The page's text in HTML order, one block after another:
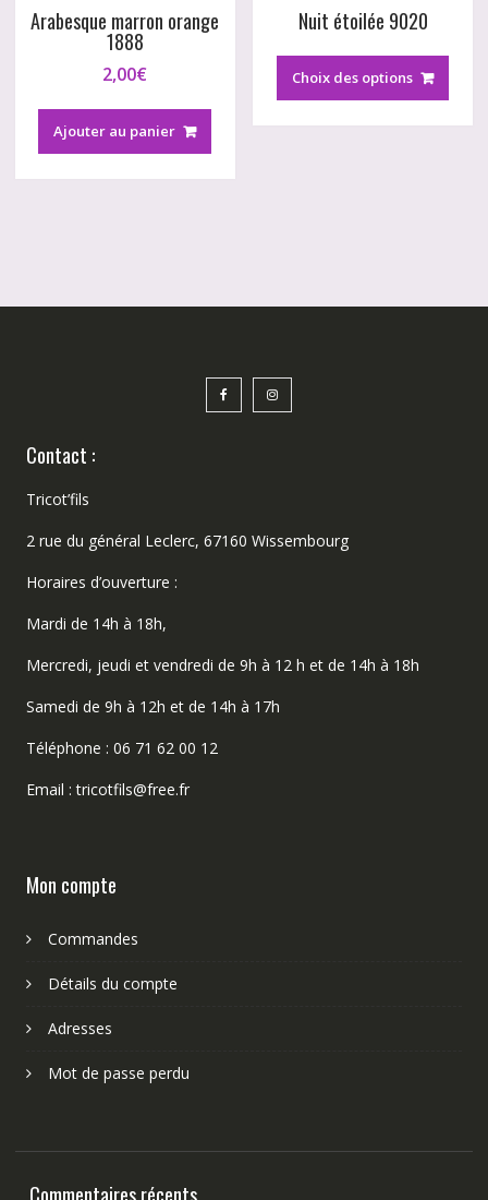
Arabesque marron orange
1888
2,00€
Ajouter au panier
Nuit étoilée 9020
Choix des options
Ce
a
Contact :
Tricot’fils
2 rue du général Leclerc, 67160 Wissembourg
Horaires d’ouverture :
Mardi de 14h à 18h,
Mercredi, jeudi et vendredi de 9h à 12 h et de 14h à 18h
Samedi de 9h à 12h et de 14h à 17h
Téléphone : 06 71 62 00 12
Email : tricotfils@free.fr
Mon compte
Commandes
Détails du compte
Adresses
Mot de passe perdu